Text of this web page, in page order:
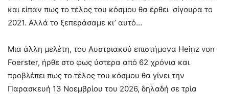
και είπαν πως το τέλος του κόσμου θα έρθει σίγουρα το
2021. Αλλά το ξεπεράσαμε κι’ αυτό…
Μια άλλη μελέτη, του Αυστριακού επιστήμονα Heinz von
Foerster, ήρθε στο φως ύστερα από 62 χρόνια και
προβλέπει πως το τέλος του κόσμου θα γίνει την
Παρασκευή 13 Νοεμβρίου του 2026, δηλαδή σε τρία